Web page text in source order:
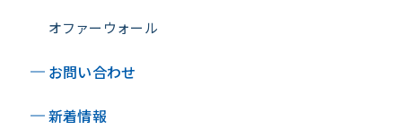
オファーウォール
お問い合わせ
新着情報